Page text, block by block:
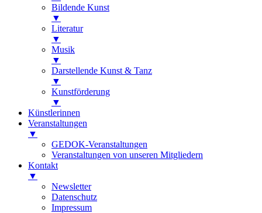
Bildende Kunst
▼
Literatur
▼
Musik
▼
Darstellende Kunst & Tanz
▼
Kunstförderung
▼
Künstlerinnen
Veranstaltungen
▼
GEDOK-Veranstaltungen
Veranstaltungen von unseren Mitgliedern
Kontakt
▼
Newsletter
Datenschutz
Impressum